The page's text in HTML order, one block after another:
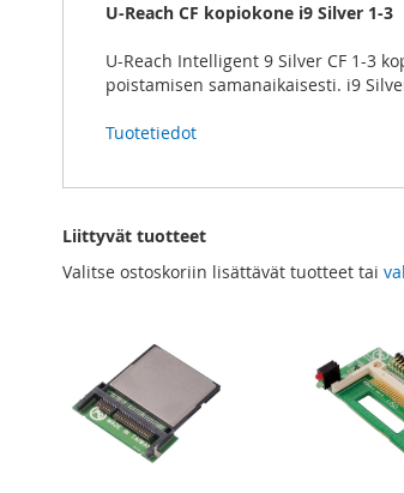
images
gallery
U-Reach CF kopiokone i9 Silver 1-3
U-Reach Intelligent 9 Silver CF 1-3
poistamisen samanaikaisesti. i9
Tuotetiedot
Liittyvät tuotteet
Valitse ostoskoriin lisättävät tuotteet tai